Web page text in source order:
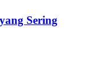
Sering